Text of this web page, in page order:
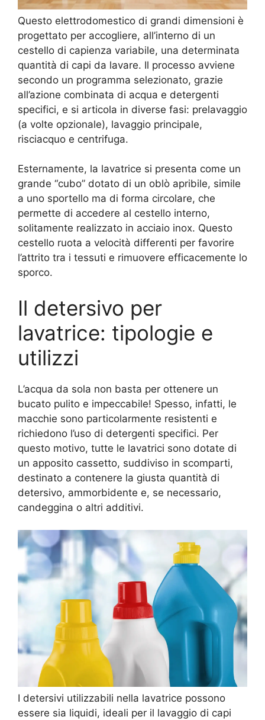
Questo elettrodomestico di grandi dimensioni è
progettato per accogliere, all’interno di un
cestello di capienza variabile, una determinata
quantità di capi da lavare. Il processo avviene
secondo un programma selezionato, grazie
all’azione combinata di acqua e detergenti
specifici, e si articola in diverse fasi: prelavaggio
(a volte opzionale), lavaggio principale,
risciacquo e centrifuga.
Esternamente, la lavatrice si presenta come un
grande “cubo” dotato di un oblò apribile, simile
a uno sportello ma di forma circolare, che
permette di accedere al cestello interno,
solitamente realizzato in acciaio inox. Questo
cestello ruota a velocità differenti per favorire
l’attrito tra i tessuti e rimuovere efficacemente lo
sporco.
Il detersivo per
lavatrice: tipologie e
utilizzi
L’acqua da sola non basta per ottenere un
bucato pulito e impeccabile! Spesso, infatti, le
macchie sono particolarmente resistenti e
richiedono l’uso di detergenti specifici. Per
questo motivo, tutte le lavatrici sono dotate di
un apposito cassetto, suddiviso in scomparti,
destinato a contenere la giusta quantità di
detersivo, ammorbidente e, se necessario,
candeggina o altri additivi.
I detersivi utilizzabili nella lavatrice possono
essere sia liquidi, ideali per il lavaggio di capi